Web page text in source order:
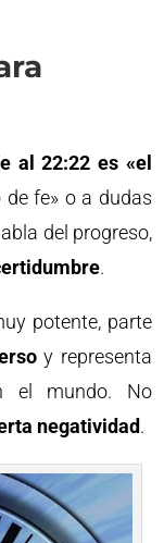
al 22:22 es «el
fe» o a dudas
del progreso,
.
potente, parte
y representa
el mundo. No
negatividad.